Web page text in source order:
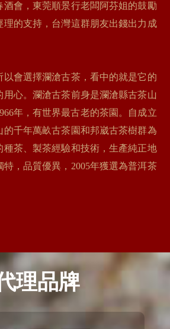
酒會，東莞順景行老闆阿芬姐的鼓勵
理的支持，台灣這群朋友出錢出力成
以會選擇瀾滄古茶，看中的就是它的
用心。瀾滄古茶前身是瀾滄縣古茶山
年，有世界最古老的茶園。自成立
的千年萬畝古茶園和邦崴古茶樹群為
種茶、製茶經驗和技術，生產純正地
，品質優異，2005年獲選為普洱茶
理品牌